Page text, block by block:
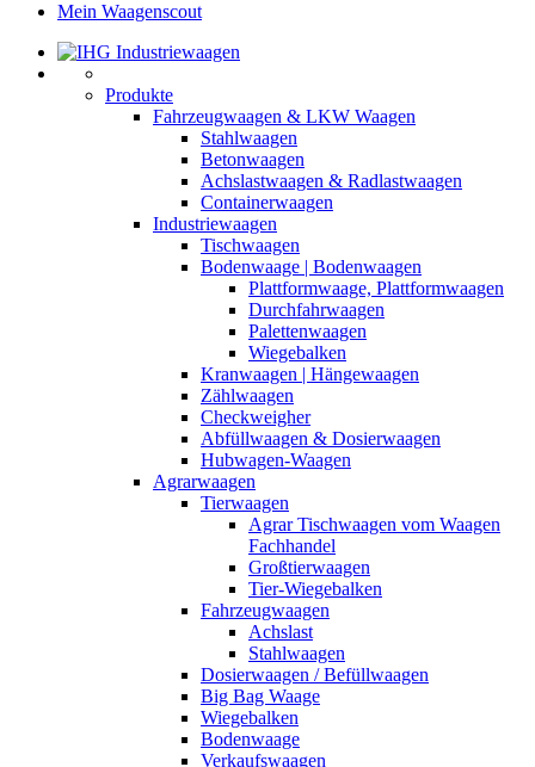
Mein Waagenscout
Produkte
Fahrzeugwaagen & LKW Waagen
Stahlwaagen
Betonwaagen
Achslastwaagen & Radlastwaagen
Containerwaagen
Industriewaagen
Tischwaagen
Bodenwaage | Bodenwaagen
Plattformwaage, Plattformwaagen
Durchfahrwaagen
Palettenwaagen
Wiegebalken
Kranwaagen | Hängewaagen
Zählwaagen
Checkweigher
Abfüllwaagen & Dosierwaagen
Hubwagen-Waagen
Agrarwaagen
Tierwaagen
Agrar Tischwaagen vom Waagen
Fachhandel
Großtierwaagen
Tier-Wiegebalken
Fahrzeugwaagen
Achslast
Stahlwaagen
Dosierwaagen / Befüllwaagen
Big Bag Waage
Wiegebalken
Bodenwaage
Verkaufswaagen